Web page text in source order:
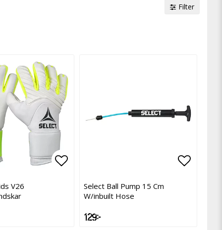
Filter
Lägg till i favoritlistan
Lägg till i favoritlistan
V26
Select Ball Pump 15 Cm
W/inbuilt Hose
129 kr